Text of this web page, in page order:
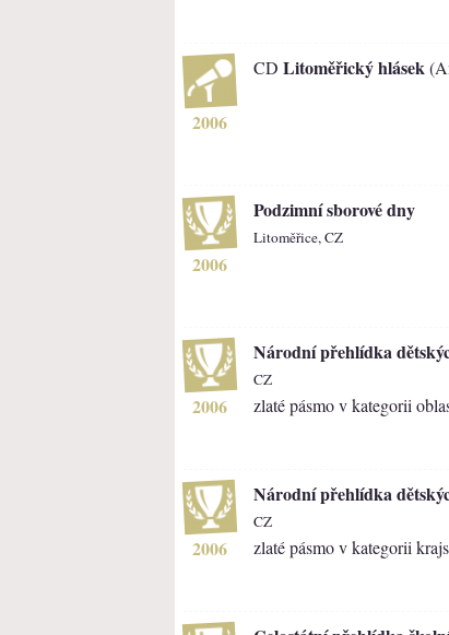
2006
CD Litoměřický hlásek
2006
Podzimní sborové dny
Litoměřice, CZ
2006
Národní přehlídka
CZ
zlaté pásmo v kategorii
2006
Národní přehlídka
CZ
zlaté pásmo v kategorii